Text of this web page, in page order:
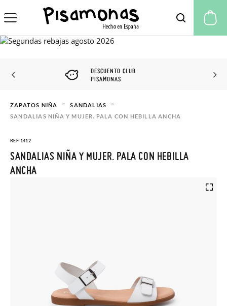
DESCUENTO CLUB
PISAMONAS
ZAPATOS NIÑA
SANDALIAS
SANDALIAS NIÑA Y MUJER. PALA CON HEBILLA ANCHA
REF 1412
SANDALIAS NIÑA Y MUJER. PALA CON HEBILLA
ANCHA